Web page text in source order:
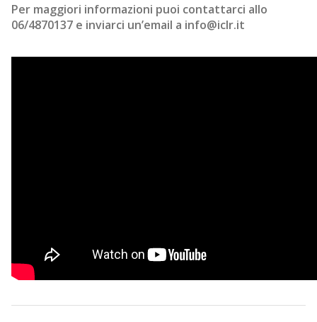
Per maggiori informazioni puoi contattarci allo
06/4870137 e inviarci un’email a info@iclr.it